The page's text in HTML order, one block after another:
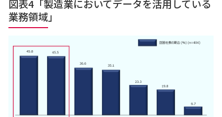
図表4「製造業においてデータを活用している
業務領域」